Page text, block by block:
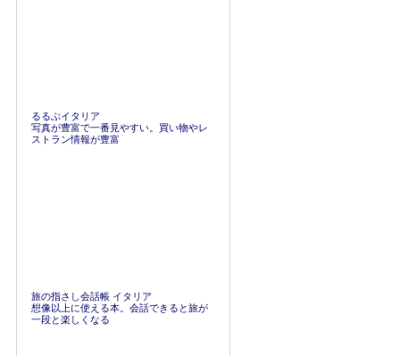
るるぶイタリア
写真が豊富で一番見やすい。買い物やレ
ストラン情報が豊富
旅の指さし会話帳 イタリア
想像以上に使える本。会話できると旅が
一段と楽しくなる